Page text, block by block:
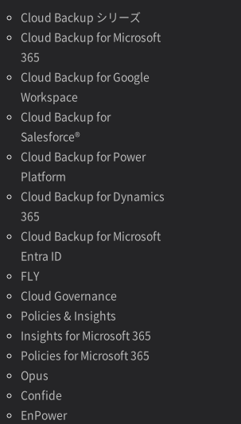
Cloud Backup シリーズ
Cloud Backup for Microsoft
365
Cloud Backup for Google
Workspace
Cloud Backup for
Salesforce®
Cloud Backup for Power
Platform
Cloud Backup for Dynamics
365
Cloud Backup for Microsoft
Entra ID
FLY
Cloud Governance
Policies & Insights
Insights for Microsoft 365
Policies for Microsoft 365
Opus
Confide
EnPower